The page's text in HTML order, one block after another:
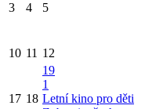
3 4 5
10 11 12
17 18
19
1
Letní kino pro děti